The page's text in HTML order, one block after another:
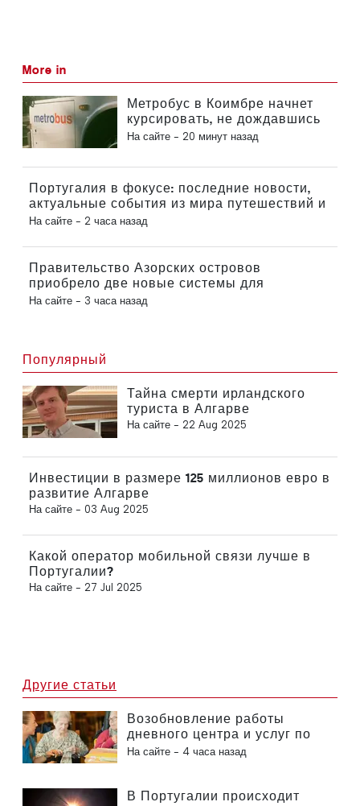
More in
Метробус в Коимбре начнет
курсировать, не дождавшись
завершения внедрения
На сайте - 20 минут назад
Португалия в фокусе: последние новости,
актуальные события из мира путешествий и
главные новости, которые попали в
На сайте - 2 часа назад
Правительство Азорских островов
приобрело две новые системы для
роботизированной хирургии
На сайте - 3 часа назад
Популярный
Тайна смерти ирландского
туриста в Алгарве
На сайте - 22 Aug 2025
Инвестиции в размере 125 миллионов евро в
развитие Алгарве
На сайте - 03 Aug 2025
Какой оператор мобильной связи лучше в
Португалии?
На сайте - 27 Jul 2025
Другие статьи
Возобновление работы
дневного центра и услуг по
оказанию помощи на дому в
На сайте - 4 часа назад
В Португалии происходит